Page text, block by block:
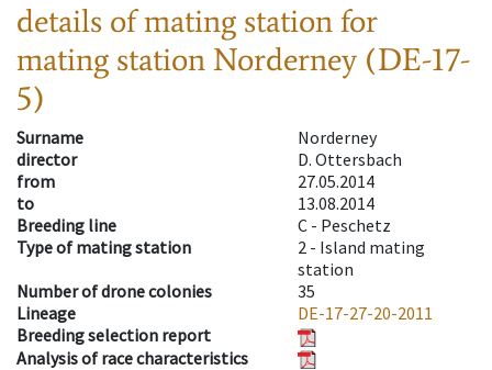
details of mating stationfor
mating stationNorderney (DE-17-
5)
Surname
Norderney
director
D. Ottersbach
from
27.05.2014
to
13.08.2014
Breeding line
C - Peschetz
Type of mating station
2 - Island mating
station
Number of drone colonies
35
Lineage
DE-17-27-20-2011
Breeding selection report
Analysis of race characteristics